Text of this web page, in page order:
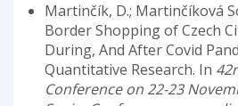
Martinčík, D.; Martinčíková
Border Shopping of Czech
During, And After Covid
Quantitative Research. In
Conference on 22-23